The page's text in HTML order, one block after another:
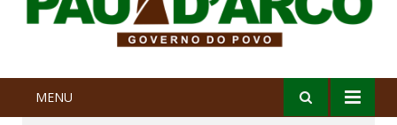
MENU